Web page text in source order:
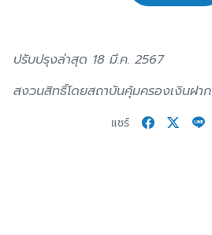
ปรับปรุงล่าสุด 18 มี.ค. 2567
สงวนสิทธิ์โดยสถาบันคุ้มครองเงินฝาก
แชร์